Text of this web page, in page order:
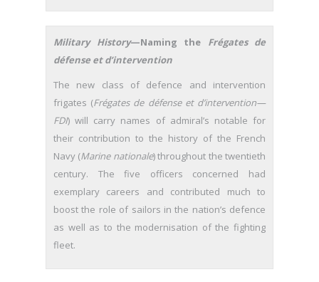
Military History—Naming the Frégates de
défense et d’intervention
The new class of defence and intervention
frigates (Frégates de défense et d’intervention—
FDI) will carry names of admiral’s notable for
their contribution to the history of the French
Navy (Marine nationale) throughout the twentieth
century. The five officers concerned had
exemplary careers and contributed much to
boost the role of sailors in the nation’s defence
as well as to the modernisation of the fighting
fleet.